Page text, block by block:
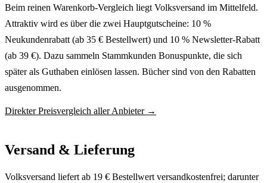
Beim reinen Warenkorb-Vergleich liegt Volksversand im Mittelfeld.
Attraktiv wird es über die zwei Hauptgutscheine: 10 %
Neukundenrabatt (ab 35 € Bestellwert) und 10 % Newsletter-Rabatt
(ab 39 €). Dazu sammeln Stammkunden Bonuspunkte, die sich
später als Guthaben einlösen lassen. Bücher sind von den Rabatten
ausgenommen.
Direkter Preisvergleich aller Anbieter →
Versand & Lieferung
Volksversand liefert ab 19 € Bestellwert versandkostenfrei; darunter